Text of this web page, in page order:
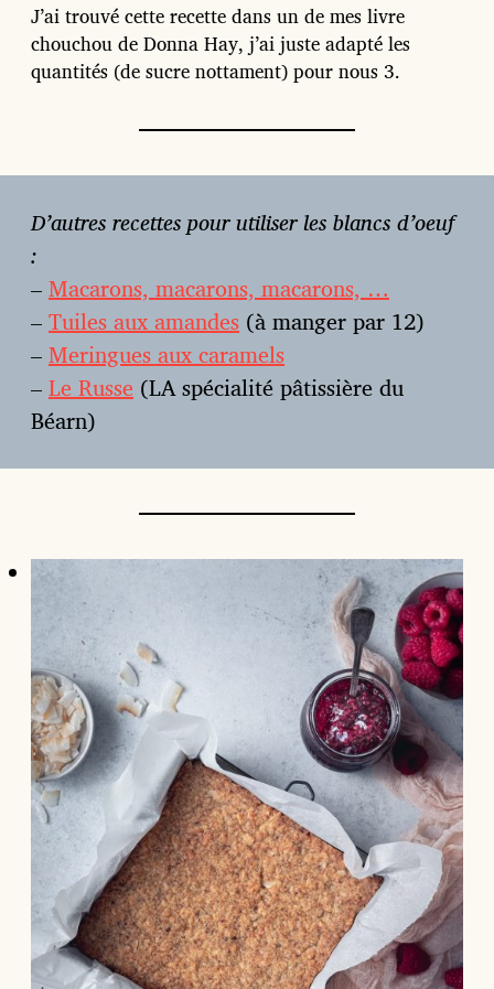
J’ai trouvé cette recette dans un de mes livre
chouchou de Donna Hay, j’ai juste adapté les
quantités (de sucre nottament) pour nous 3.
D’autres recettes pour utiliser les blancs d’oeuf
:
–Macarons, macarons, macarons, …
–Tuiles aux amandes (à manger par 12)
–Meringues aux caramels
–Le Russe (LA spécialité pâtissière du
Béarn)